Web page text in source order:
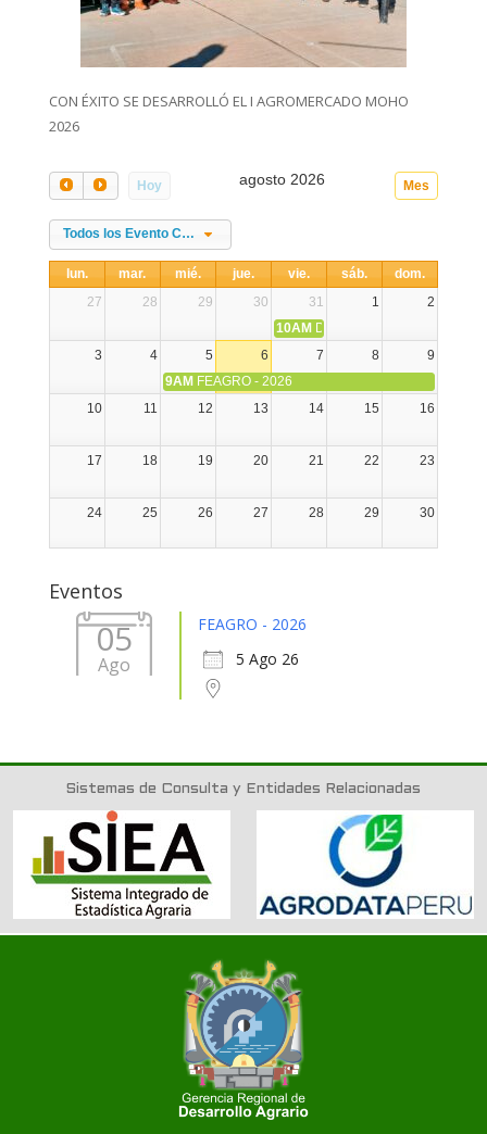
CON ÉXITO SE DESARROLLÓ EL I AGROMERCADO MOHO
2026
Hoy Mes
agosto 2026
Todos los Evento Categories
lun. mar. mié. jue. vie. sáb.
dom.
27
28 29 30 31 1
2
10AM DIA NACIONAL DE LA
3
4 5 6 7 8
9
9AM FEAGRO - 2026
10
11 12 13 14 15 16
17 18 19 20 21 22 23
24 25 26 27 28 29 30
Eventos
05
Ago
FEAGRO - 2026
5 Ago 26
Sistemas de Consulta y Entidades Relacionadas